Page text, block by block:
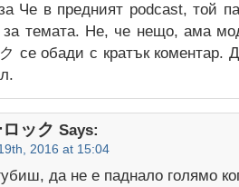
Че в предният podcast, той
за темата. Не, че нещо, ама
се обади с кратък
ック Says:
2016 at 15:04
да не е паднало голямо